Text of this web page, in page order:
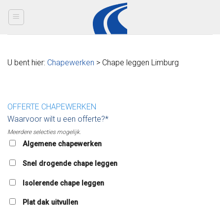
U bent hier: Chapewerken > Chape leggen Limburg
OFFERTE CHAPEWERKEN
Waarvoor wilt u een offerte?*
Meerdere selecties mogelijk.
Algemene chapewerken
Snel drogende chape leggen
Isolerende chape leggen
Plat dak uitvullen